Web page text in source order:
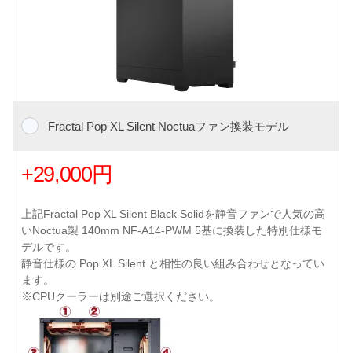
Fractal Pop XL Silent Noctuaファン換装モデル
+29,000円
上記Fractal Pop XL Silent Black Solidを静音ファンで人気の高
いNoctua製 140mm NF-A14-PWM 5基に換装した特別仕様モ
デルです。
静音仕様の Pop XL Silent と相性の良い組み合わせとなってい
ます。
※CPUクーラーは別途ご選択ください。